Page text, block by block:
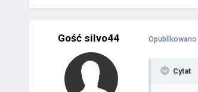
Gość silvo44 Opublikowano
Cytat